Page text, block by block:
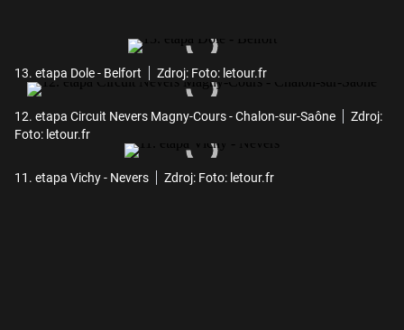
13. etapa Dole - Belfort Zdroj: Foto: letour.fr
12. etapa Circuit Nevers Magny-Cours - Chalon-sur-Saône
Zdroj:
Foto: letour.fr
11. etapa Vichy - Nevers Zdroj: Foto: letour.fr